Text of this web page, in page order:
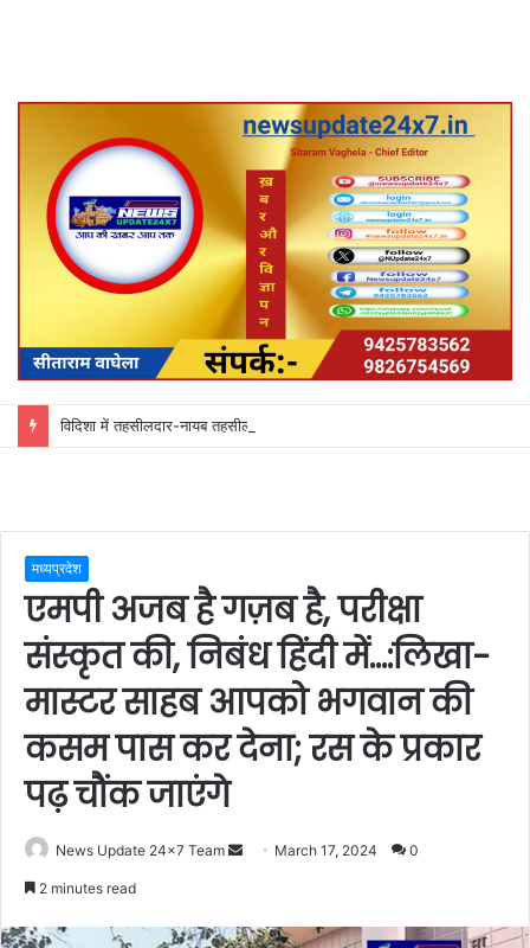
मध्यप्रदेश
एमपी अजब है गज़ब है, परीक्षा
संस्कृत की, निबंध हिंदी में…:लिखा-
मास्टर साहब आपको भगवान की
कसम पास कर देना; रस के प्रकार
पढ़ चौंक जाएंगे
News Update 24x7 Team
Send March 17, 2024 0
2 minutes read